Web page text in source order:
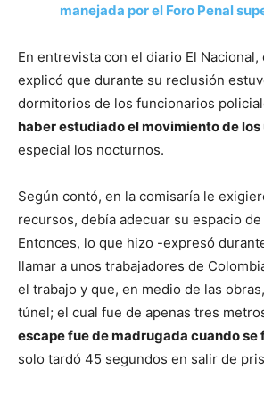
manejada por el Foro Penal
En entrevista con el diario El
explicó que durante su reclusión
dormitorios de los funcionarios
haber estudiado el movimiento de
especial los nocturnos.
Según contó, en la comisaría le
recursos, debía adecuar su espacio
Entonces, lo que hizo -expresó
llamar a unos trabajadores de
el trabajo y que, en medio de las
túnel; el cual fue de apenas tres
escape fue de madrugada cuando se
solo tardó 45 segundos en salir de